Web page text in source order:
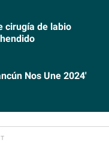
cirugía de labio
Nos Une 2024'